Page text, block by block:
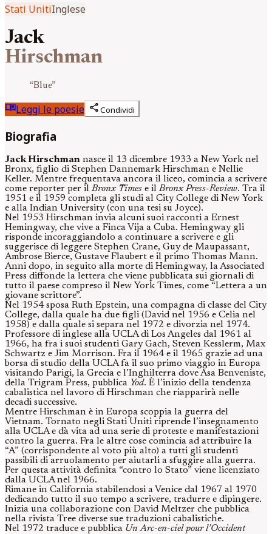
Stati UnitiInglese
Jack
Hirschman
“Blue”
menu_bookLeggi le poesie shareCondividi
Biografia
Jack Hirschman nasce il 13 dicembre 1933 a New York nel
Bronx, figlio di Stephen Dannemark Hirschman e Nellie
Keller. Mentre frequentava ancora il liceo, comincia a scrivere
come reporter per ilBronx Times e ilBronx Press-Review. Tra il
1951 e il 1959 completa gli studi al City College di New York
e alla Indian University (con una tesi su Joyce).
Nel 1953 Hirschman invia alcuni suoi racconti a Ernest
Hemingway, che vive a Finca Vija a Cuba. Hemingway gli
risponde incoraggiandolo a continuare a scrivere e gli
suggerisce di leggere Stephen Crane, Guy de Maupassant,
Ambrose Bierce, Gustave Flaubert e il primo Thomas Mann.
Anni dopo, in seguito alla morte di Hemingway, la Associated
Press diffonde la lettera che viene pubblicata sui giornali di
tutto il paese compreso il New York Times, come “Lettera a un
giovane scrittore”.
Nel 1954 sposa Ruth Epstein, una compagna di classe del City
College, dalla quale ha due figli (David nel 1956 e Celia nel
1958) e dalla quale si separa nel 1972 e divorzia nel 1974.
Professore di inglese alla UCLA di Los Angeles dal 1961 al
1966, ha fra i suoi studenti Gary Gach, Steven Kesslerm, Max
Schwartz e Jim Morrison. Fra il 1964 e il 1965 grazie ad una
borsa di studio della UCLA fa il suo primo viaggio in Europa
visitando Parigi, la Grecia e l’Inghilterra dove Asa Benveniste,
della Trigram Press, pubblica Yod. È l’inizio della tendenza
cabalistica nel lavoro di Hirschman che riapparirà nelle
decadi successive.
Mentre Hirschman è in Europa scoppia la guerra del
Vietnam. Tornato negli Stati Uniti riprende l’insegnamento
alla UCLA e dà vita ad una serie di proteste e manifestazioni
contro la guerra. Fra le altre cose comincia ad attribuire la
“A” (corrispondente al voto più alto) a tutti gli studenti
passibili di arruolamento per aiutarli a sfuggire alla guerra.
Per questa attività definita “contro lo Stato” viene licenziato
dalla UCLA nel 1966.
Rimane in California stabilendosi a Venice dal 1967 al 1970
dedicando tutto il suo tempo a scrivere, tradurre e dipingere.
Inizia una collaborazione con David Meltzer che pubblica
nella rivista Tree diverse sue traduzioni cabalistiche.
Nel 1972 traduce e pubblica Un Arc-en-ciel pour l’Occident